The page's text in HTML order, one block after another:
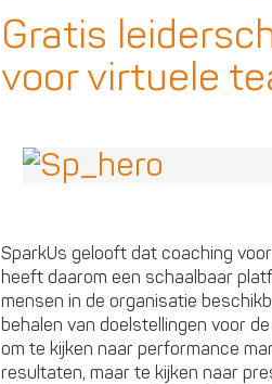
Gratis
voor virtuele
SparkUs gelooft dat coaching
heeft daarom een schaalbaar
mensen in de organisatie
behalen van doelstellingen voor
om te kijken naar performance
resultaten, maar te kijken naar